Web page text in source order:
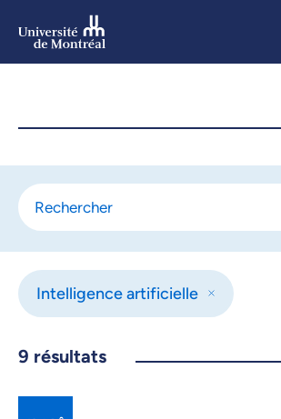
Intelligence artificielle
9 résultats